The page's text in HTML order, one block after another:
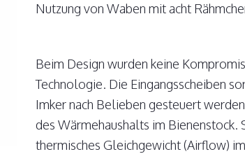
Nutzung von Waben mit acht
Beim Design wurden keine
Technologie. Die Eingangsscheiben
Imker nach Belieben gesteuert
des Wärmehaushalts im
thermisches Gleichgewicht (Airflow)